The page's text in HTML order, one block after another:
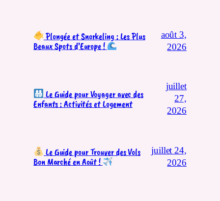
Plongée et Snorkeling : Les Plus
Beaux Spots d’Europe !
août 3,
2026
Le Guide pour Voyager avec des
Enfants : Activités et Logement
juillet
27,
2026
Le Guide pour Trouver des Vols
Bon Marché en Août !
juillet 24,
2026